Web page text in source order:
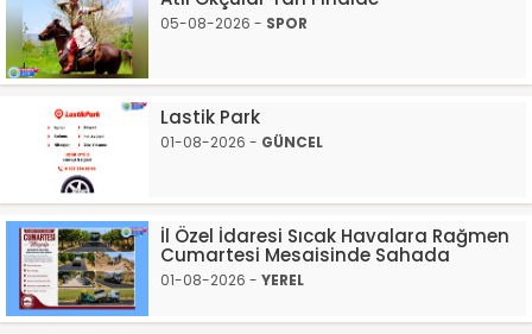
05-08-2026 - SPOR
Lastik Park
01-08-2026 - GÜNCEL
İl Özel İdaresi Sıcak Havalara Rağmen
Cumartesi Mesaisinde Sahada
01-08-2026 - YEREL